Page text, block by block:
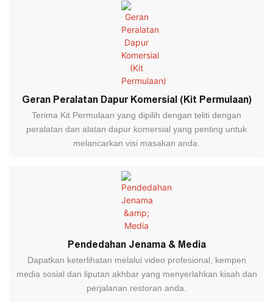
Geran Peralatan Dapur Komersial (Kit Permulaan)
Terima Kit Permulaan yang dipilih dengan teliti dengan
peralatan dan alatan dapur komersial yang penting untuk
melancarkan visi masakan anda.
Pendedahan Jenama & Media
Dapatkan keterlihatan melalui video profesional, kempen
media sosial dan liputan akhbar yang menyerlahkan kisah dan
perjalanan restoran anda.